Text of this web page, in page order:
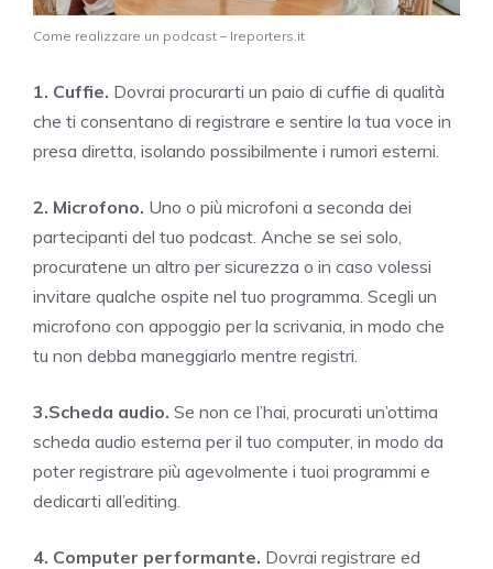
Come realizzare un podcast – Ireporters.it
1. Cuffie. Dovrai procurarti un paio di cuffie di qualità
che ti consentano di registrare e sentire la tua voce in
presa diretta, isolando possibilmente i rumori esterni.
2. Microfono. Uno o più microfoni a seconda dei
partecipanti del tuo podcast. Anche se sei solo,
procuratene un altro per sicurezza o in caso volessi
invitare qualche ospite nel tuo programma. Scegli un
microfono con appoggio per la scrivania, in modo che
tu non debba maneggiarlo mentre registri.
3.Scheda audio. Se non ce l’hai, procurati un’ottima
scheda audio esterna per il tuo computer, in modo da
poter registrare più agevolmente i tuoi programmi e
dedicarti all’editing.
4. Computer performante. Dovrai registrare ed